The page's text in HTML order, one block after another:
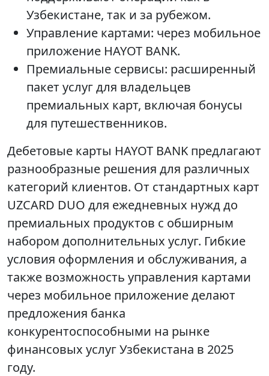
Узбекистане, так и за рубежом.
Управление картами: через мобильное
приложение HAYOT BANK.
Премиальные сервисы: расширенный
пакет услуг для владельцев
премиальных карт, включая бонусы
для путешественников.
Дебетовые карты HAYOT BANK предлагают
разнообразные решения для различных
категорий клиентов. От стандартных карт
UZCARD DUO для ежедневных нужд до
премиальных продуктов с обширным
набором дополнительных услуг. Гибкие
условия оформления и обслуживания, а
также возможность управления картами
через мобильное приложение делают
предложения банка
конкурентоспособными на рынке
финансовых услуг Узбекистана в 2025
году.